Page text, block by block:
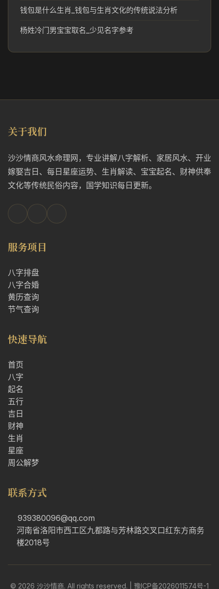
钱包是什么生肖_钱包与生肖文化的传统说法分析
杨姓冷门男宝宝取名_少见名字参考
关于我们
沙沙情商风水命理网，专业讲解八字解析、家居风水、开业
嫁娶吉日、每日星座运势、生肖解读、宝宝起名、财神供奉
文化等传统民俗内容，国学知识每日更新。
服务项目
八字排盘
八字合婚
黄历查询
节气查询
快速导航
首页
八字
起名
五行
吉日
财神
生肖
星座
周公解梦
联系方式
939380096@qq.com
河南省洛阳市西工区九都路与芳林路交叉口红东方商务
楼2018号
© 2026 沙沙情商. All rights reserved. | 豫ICP备2026011574号-1